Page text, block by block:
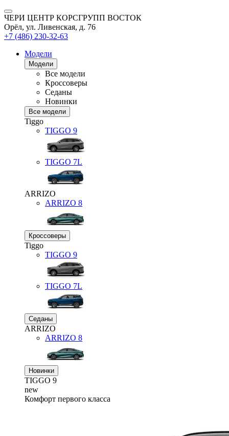
ЧЕРИ ЦЕНТР КОРСГРУПП ВОСТОК
Орёл, ул. Ливенская, д. 76
+7 (486) 230-32-63
Модели
Модели
Все модели
Кроссоверы
Седаны
Новинки
Все модели
Tiggo
TIGGO 9
TIGGO 7L
ARRIZO
ARRIZO 8
Кроссоверы
Tiggo
TIGGO 9
TIGGO 7L
Седаны
ARRIZO
ARRIZO 8
Новинки
TIGGO 9
new
Комфорт первого класса